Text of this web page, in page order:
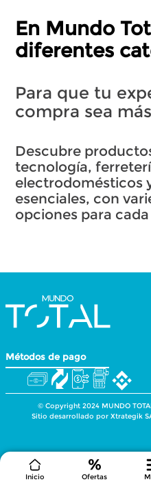
Inicio Ofertas
En Mundo
diferentes
Para que tu
compra sea
Descubre
tecnología,
electrodomésticos
esenciales, con
opciones para
Métodos de pago
© Copyright 2024 MUNDO
Sitio desarrollado por Xtrategik